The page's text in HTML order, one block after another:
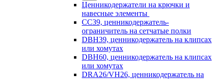
Ценникодержатели на крючки и
навесные элементы
CC39, ценникодержатель-
ограничитель на сетчатые полки
DBH39, ценникодержатель на клипсах
или хомутах
DBH60, ценникодержатель на клипсах
или хомутах
DRA26/VH26, ценникодержатель на